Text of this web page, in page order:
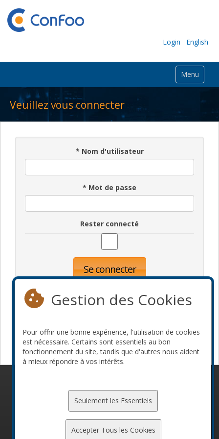
Login English
Menu
Veuillez vous connecter
* Nom d'utilisateur
* Mot de passe
Rester connecté
Se connecter
Devenir commanditaire
Gestion des Cookies
Pour offrir une bonne expérience, l'utilisation de cookies
est nécessaire. Certains sont essentiels au bon
fonctionnement du site, tandis que d'autres nous aident
à mieux répondre à vos intérêts.
Seulement les Essentiels
Accepter Tous les Cookies